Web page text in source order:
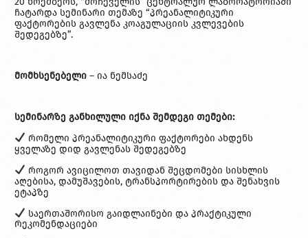
ჩატარდა სემინარი თემაზე “პრეანალიტიკური
ფაქტორების გავლენა კოაგულაციის კვლევების
შედეგებზე”.
მომხსენებელი – ია ნემსაძე
სემინარზე განხილული იქნა შემდეგი თემები:
რომელი პრეანალიტიკური ფაქტორები ახდენს
ყველაზე დიდ გავლენას შედეგებზე
როგორ ავიცილოთ თავიდან შეცდომები სისხლის
აღებისა, დამუშავების, ტრანსპორტირების და შენახვის
ეტაპზე
საერთაშორისო გაიდლაინები და პრაქტიკული
რეკომენდაციები